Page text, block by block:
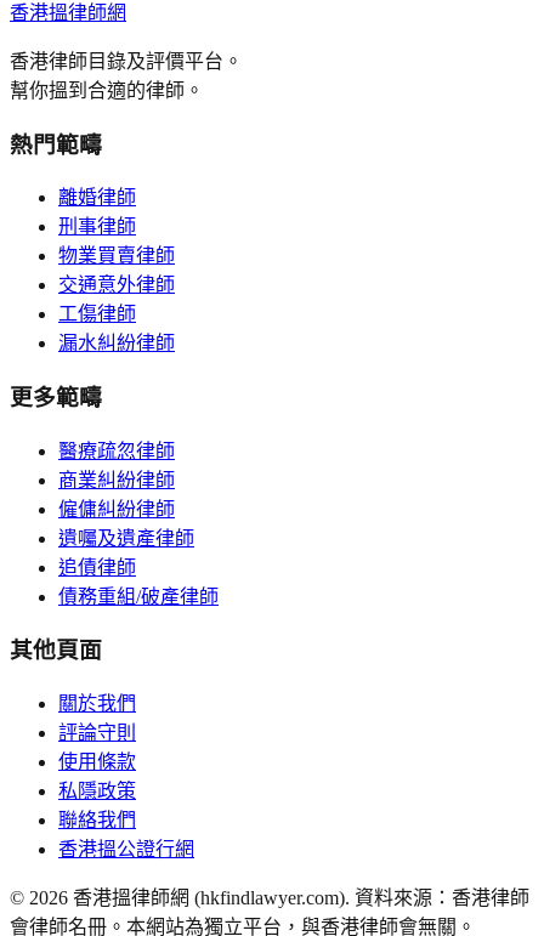
香港搵律師網
香港律師目錄及評價平台。
幫你搵到合適的律師。
熱門範疇
離婚律師
刑事律師
物業買賣律師
交通意外律師
工傷律師
漏水糾紛律師
更多範疇
醫療疏忽律師
商業糾紛律師
僱傭糾紛律師
遺囑及遺產律師
追債律師
債務重組/破產律師
其他頁面
關於我們
評論守則
使用條款
私隱政策
聯絡我們
香港搵公證行網
© 2026 香港搵律師網 (hkfindlawyer.com). 資料來源：香港律師
會律師名冊。本網站為獨立平台，與香港律師會無關。